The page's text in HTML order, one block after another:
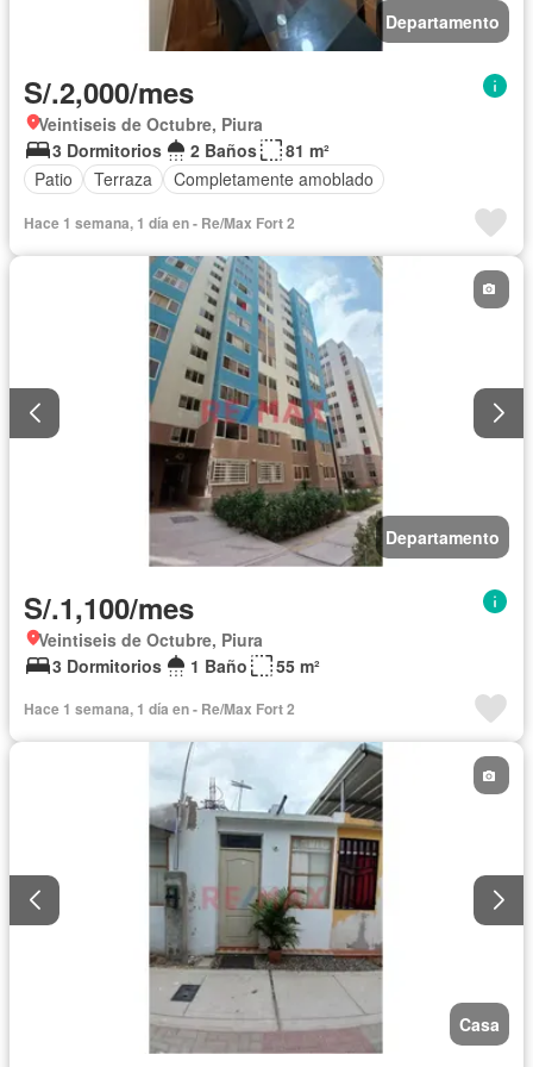
Departamento
S/.2,000/mes
Veintiseis de Octubre, Piura
3 Dormitorios
2 Baños
81 m²
Patio
Terraza Completamente amoblado
Hace 1 semana, 1 día en - Re/Max Fort 2
Departamento
S/.1,100/mes
Veintiseis de Octubre, Piura
3 Dormitorios
1 Baño 55 m²
Hace 1 semana, 1 día en - Re/Max Fort 2
Casa